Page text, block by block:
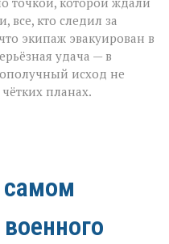
все, кто следил за
экипаж эвакуирован в
удача — в
исход не
планах.
самом